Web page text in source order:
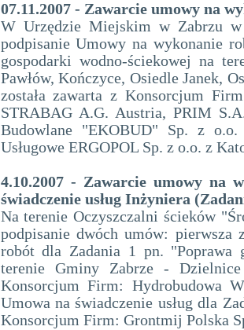
07.11.2007 - Zawarcie umowy na
W Urzędzie Miejskim w Zabrzu
podpisanie Umowy na wykonanie
gospodarki wodno-ściekowej na
Pawłów, Kończyce, Osiedle Janek,
została zawarta z Konsorcjum
STRABAG A.G. Austria, PRIM
Budowlane "EKOBUD" Sp. z
Usługowe ERGOPOL Sp. z o.o. z
4.10.2007 - Zawarcie umowy na
świadczenie usług Inżyniera
Na terenie Oczyszczalni ścieków
podpisanie dwóch umów:
robót dla Zadania 1 pn. "Poprawa
terenie Gminy Zabrze -
Konsorcjum Firm: Hydrobudowa
Umowa na świadczenie usług dla
Konsorcjum Firm: Grontmij Polska